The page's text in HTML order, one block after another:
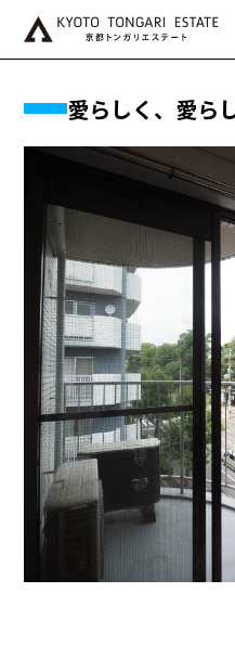
愛らしく、愛ら